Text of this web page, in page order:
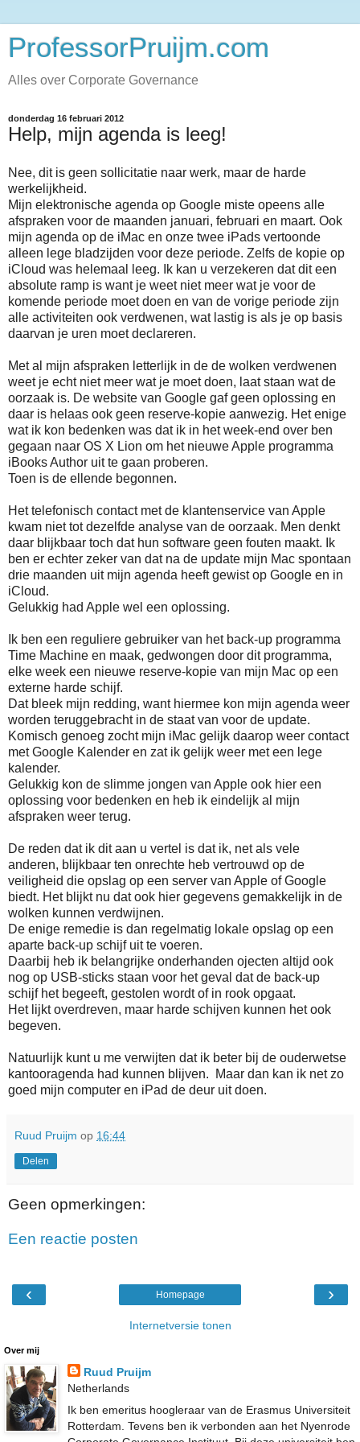
ProfessorPruijm.com
Alles over Corporate Governance
donderdag 16 februari 2012
Help, mijn agenda is leeg!
Nee, dit is geen sollicitatie naar werk, maar de harde
werkelijkheid.
Mijn elektronische agenda op Google miste opeens alle
afspraken voor de maanden januari, februari en maart. Ook
mijn agenda op de iMac en onze twee iPads vertoonde
alleen lege bladzijden voor deze periode. Zelfs de kopie op
iCloud was helemaal leeg. Ik kan u verzekeren dat dit een
absolute ramp is want je weet niet meer wat je voor de
komende periode moet doen en van de vorige periode zijn
alle activiteiten ook verdwenen, wat lastig is als je op basis
daarvan je uren moet declareren.
Met al mijn afspraken letterlijk in de de wolken verdwenen
weet je echt niet meer wat je moet doen, laat staan wat de
oorzaak is. De website van Google gaf geen oplossing en
daar is helaas ook geen reserve-kopie aanwezig. Het enige
wat ik kon bedenken was dat ik in het week-end over ben
gegaan naar OS X Lion om het nieuwe Apple programma
iBooks Author uit te gaan proberen.
Toen is de ellende begonnen.
Het telefonisch contact met de klantenservice van Apple
kwam niet tot dezelfde analyse van de oorzaak. Men denkt
daar blijkbaar toch dat hun software geen fouten maakt. Ik
ben er echter zeker van dat na de update mijn Mac spontaan
drie maanden uit mijn agenda heeft gewist op Google en in
iCloud.
Gelukkig had Apple wel een oplossing.
Ik ben een reguliere gebruiker van het back-up programma
Time Machine en maak, gedwongen door dit programma,
elke week een nieuwe reserve-kopie van mijn Mac op een
externe harde schijf.
Dat bleek mijn redding, want hiermee kon mijn agenda weer
worden teruggebracht in de staat van voor de update.
Komisch genoeg zocht mijn iMac gelijk daarop weer contact
met Google Kalender en zat ik gelijk weer met een lege
kalender.
Gelukkig kon de slimme jongen van Apple ook hier een
oplossing voor bedenken en heb ik eindelijk al mijn
afspraken weer terug.
De reden dat ik dit aan u vertel is dat ik, net als vele
anderen, blijkbaar ten onrechte heb vertrouwd op de
veiligheid die opslag op een server van Apple of Google
biedt. Het blijkt nu dat ook hier gegevens gemakkelijk in de
wolken kunnen verdwijnen.
De enige remedie is dan regelmatig lokale opslag op een
aparte back-up schijf uit te voeren.
Daarbij heb ik belangrijke onderhanden ojecten altijd ook
nog op USB-sticks staan voor het geval dat de back-up
schijf het begeeft, gestolen wordt of in rook opgaat.
Het lijkt overdreven, maar harde schijven kunnen het ook
begeven.
Natuurlijk kunt u me verwijten dat ik beter bij de ouderwetse
kantooragenda had kunnen blijven. Maar dan kan ik net zo
goed mijn computer en iPad de deur uit doen.
Ruud Pruijm op 16:44
Delen
Geen opmerkingen:
Een reactie posten
‹ ›
Homepage
Internetversie tonen
Over mij
Ruud Pruijm
Netherlands
Ik ben emeritus hoogleraar van de Erasmus Universiteit
Rotterdam. Tevens ben ik verbonden aan het Nyenrode